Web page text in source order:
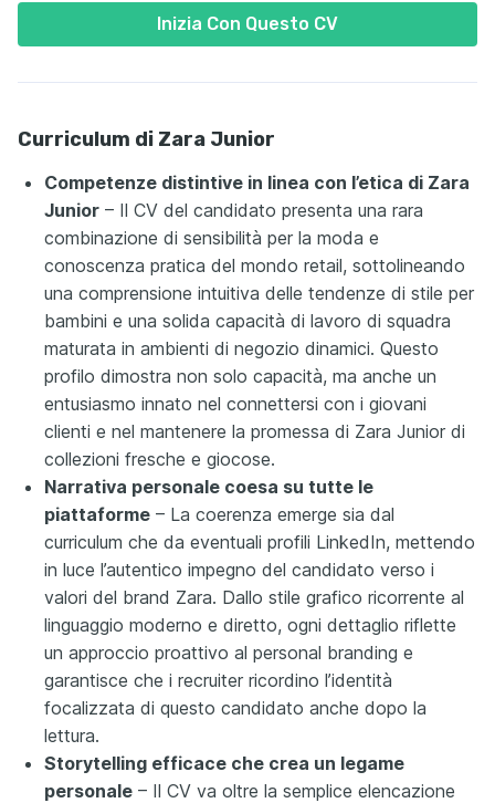
Inizia Con Questo CV
Curriculum di Zara Junior
Competenze distintive in linea con l’etica di Zara
Junior – Il CV del candidato presenta una rara
combinazione di sensibilità per la moda e
conoscenza pratica del mondo retail, sottolineando
una comprensione intuitiva delle tendenze di stile per
bambini e una solida capacità di lavoro di squadra
maturata in ambienti di negozio dinamici. Questo
profilo dimostra non solo capacità, ma anche un
entusiasmo innato nel connettersi con i giovani
clienti e nel mantenere la promessa di Zara Junior di
collezioni fresche e giocose.
Narrativa personale coesa su tutte le
piattaforme – La coerenza emerge sia dal
curriculum che da eventuali profili LinkedIn, mettendo
in luce l’autentico impegno del candidato verso i
valori del brand Zara. Dallo stile grafico ricorrente al
linguaggio moderno e diretto, ogni dettaglio riflette
un approccio proattivo al personal branding e
garantisce che i recruiter ricordino l’identità
focalizzata di questo candidato anche dopo la
lettura.
Storytelling efficace che crea un legame
personale – Il CV va oltre la semplice elencazione